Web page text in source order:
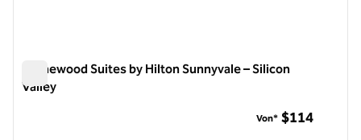
Homewood Suites by Hilton Sunnyvale – Silicon
Valley
Von* $114